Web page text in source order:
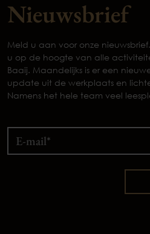
Nieuwsbrief
Meld u aan voor onze
u op de hoogte van alle
Baaij. Maandelijks is er een
update uit de werkplaats en
Namens het hele team veel